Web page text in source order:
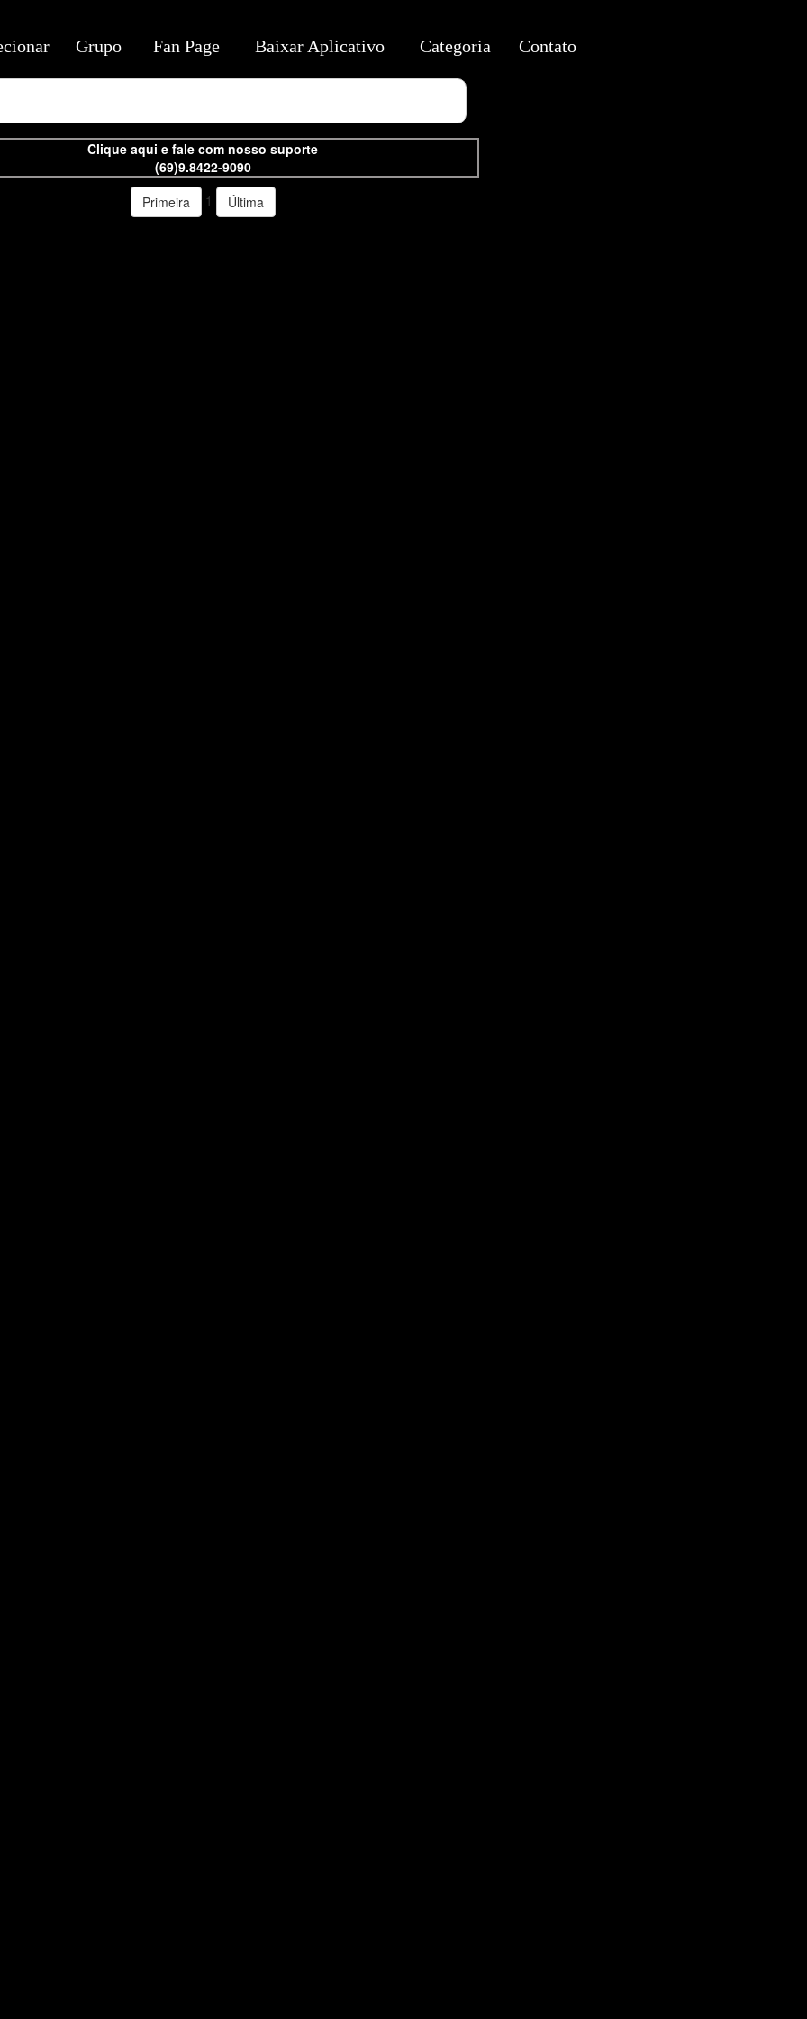
Clique aqui e fale com nosso suporte
(69)9.8422-9090
Primeira
1 Última
Grupo Fan Page Baixar Aplicativo Categoria Contato